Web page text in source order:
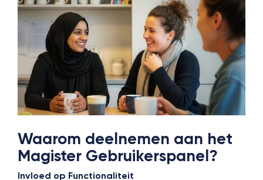
Waarom deelnemen aan het
Magister Gebruikerspanel?
Invloed op Functionaliteit